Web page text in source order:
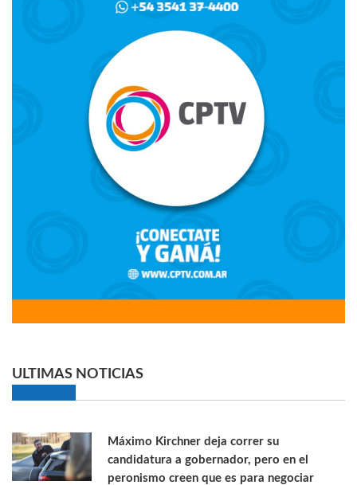
ULTIMAS NOTICIAS
Máximo Kirchner deja correr su
candidatura a gobernador, pero en el
peronismo creen que es para negociar